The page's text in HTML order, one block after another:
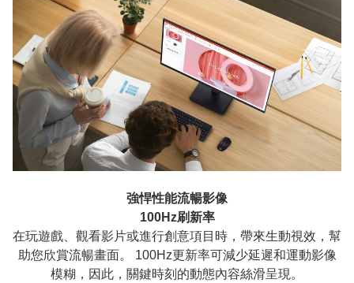
強悍性能流暢影像
100Hz刷新率
在玩遊戲、觀看影片或進行創意項目時，帶來生動視效，幫
助您欣賞流暢畫面。 100Hz更新率可減少延遲和運動影像
模糊，因此，關鍵時刻的動態內容絲滑呈現。